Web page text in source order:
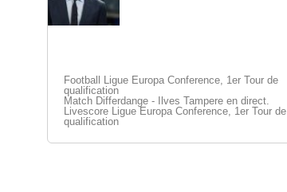
Football Ligue Europa Conference, 1er Tour de
qualification
Match Differdange - Ilves Tampere en direct.
Livescore Ligue Europa Conference, 1er Tour de
qualification